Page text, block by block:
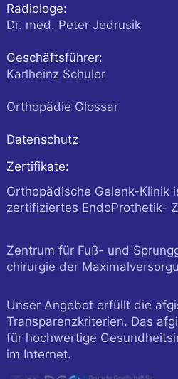
Radiologe:
Dr. med. Peter Jedrusik
Geschäftsführer:
Karlheinz Schuler
Orthopädie Glossar
Datenschutz
Zertifikate:
Orthopädische Gelenk-Klinik
zertifiziertes EndoProthetik-
Zentrum für Fuß- und
chirurgie der
Unser Angebot erfüllt die
Transparenzkriterien. Das
für hochwertige
im Internet.